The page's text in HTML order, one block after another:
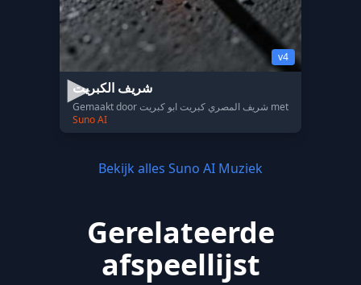
v4
شريف الكبريت
Gemaakt door شريف المصري كبريت ابو كبريت met
Suno AI
Bekijk alles Suno AI Muziek
Gerelateerde
afspeellijst